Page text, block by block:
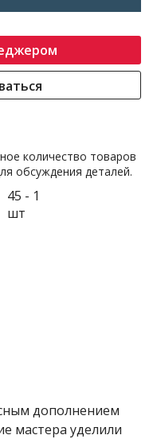
количество товаров
обсуждения деталей.
45 - 1
шт
дополнением
мастера уделили